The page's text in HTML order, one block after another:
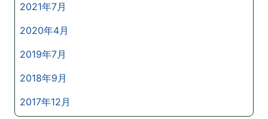
2021年7月
2020年4月
2019年7月
2018年9月
2017年12月